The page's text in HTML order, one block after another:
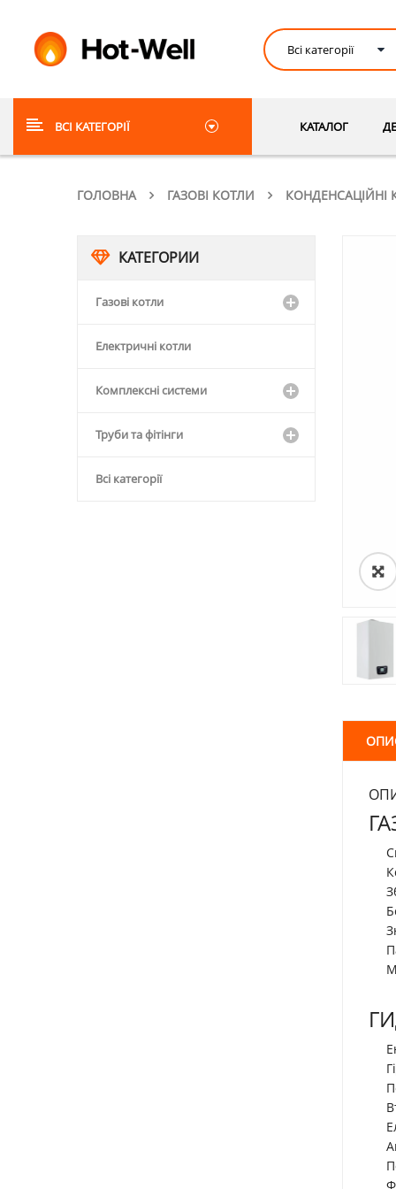
ВСІ КАТЕГОРІЇ КАТАЛОГ
ГОЛОВНА ГАЗОВІ КОТЛИ КОНДЕНСАЦІЙНІ
КАТЕГОРИИ
Газові котли
Електричні котли
Комплексні системи
Труби та фітінги
Всі категорії